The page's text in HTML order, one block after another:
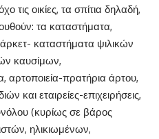
τις οικίες, τα σπίτια δηλαδή,
τα καταστήματα,
καταστήματα ψιλικών
καυσίμων,
πρατήρια άρτου,
και εταιρείες-επιχειρήσεις,
(κυρίως σε βάρος
ηλικιωμένων,